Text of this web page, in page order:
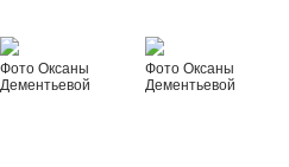
Фото Оксаны
Дементьевой
Фото Оксаны
Дементьевой